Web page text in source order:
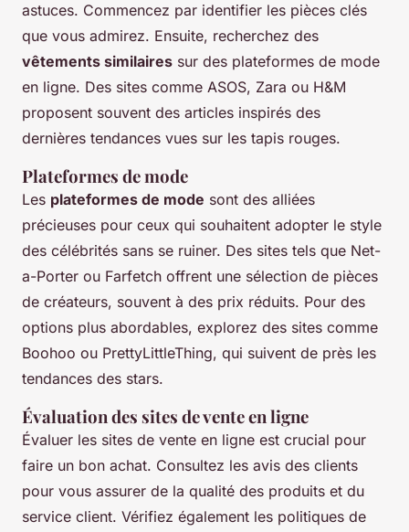
astuces. Commencez par identifier les pièces clés
que vous admirez. Ensuite, recherchez des
vêtements similaires sur des plateformes de mode
en ligne. Des sites comme ASOS, Zara ou H&M
proposent souvent des articles inspirés des
dernières tendances vues sur les tapis rouges.
Plateformes de mode
Les plateformes de mode sont des alliées
précieuses pour ceux qui souhaitent adopter le style
des célébrités sans se ruiner. Des sites tels que Net-
a-Porter ou Farfetch offrent une sélection de pièces
de créateurs, souvent à des prix réduits. Pour des
options plus abordables, explorez des sites comme
Boohoo ou PrettyLittleThing, qui suivent de près les
tendances des stars.
Évaluation des sites de vente en ligne
Évaluer les sites de vente en ligne est crucial pour
faire un bon achat. Consultez les avis des clients
pour vous assurer de la qualité des produits et du
service client. Vérifiez également les politiques de